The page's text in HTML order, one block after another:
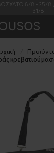
8/8 - 25/8
31/8
κρεβατιού